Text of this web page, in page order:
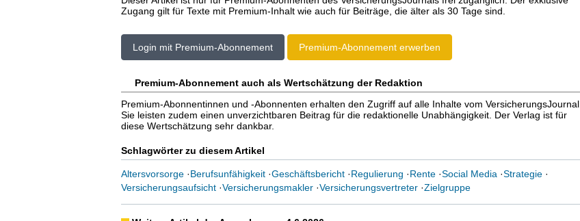
Zugang gilt für Texte mit Premium-Inhalt wie auch für Beiträge, die älter als 30 Tage sind.
Login mit Premium-Abonnement Premium-Abonnement erwerben
Premium-Abonnement auch als Wertschätzung der Redaktion
Premium-Abonnentinnen und -Abonnenten erhalten den Zugriff auf alle Inhalte vom VersicherungsJournal.
Sie leisten zudem einen unverzichtbaren Beitrag für die redaktionelle Unabhängigkeit. Der Verlag ist für
diese Wertschätzung sehr dankbar.
Schlagwörter zu diesem Artikel
Altersvorsorge·Berufsunfähigkeit·Geschäftsbericht·Regulierung ·Rente·Social Media ·Strategie·
Versicherungsaufsicht·Versicherungsmakler·Versicherungsvertreter·Zielgruppe